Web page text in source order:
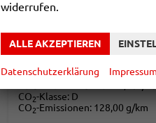
Kraftstoff Benzin
25.190,– €
incl. 19% MwSt.
CO2-Klasse: D
CO2-Emissionen: 128,00 g/km
widerrufen.
ALLE AKZEPTIEREN
Datenschutzerklärung Impressum